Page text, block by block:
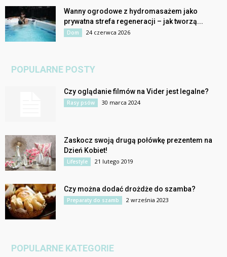
Wanny ogrodowe z hydromasażem jako
prywatna strefa regeneracji – jak tworzą...
Dom 24 czerwca 2026
POPULARNE POSTY
Czy oglądanie filmów na Vider jest legalne?
Rasy psów 30 marca 2024
Zaskocz swoją drugą połówkę prezentem na
Dzień Kobiet!
Lifestyle 21 lutego 2019
Czy można dodać drożdże do szamba?
Preparaty do szamb 2 września 2023
POPULARNE KATEGORIE